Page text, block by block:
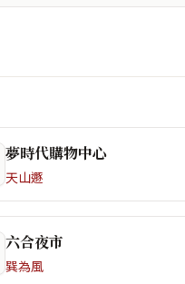
夢時代購物中心
天山遯
六合夜市
巽為風